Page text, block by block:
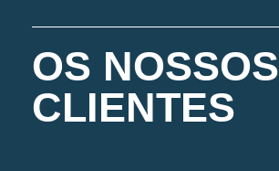
OS NOSSOS
CLIENTES